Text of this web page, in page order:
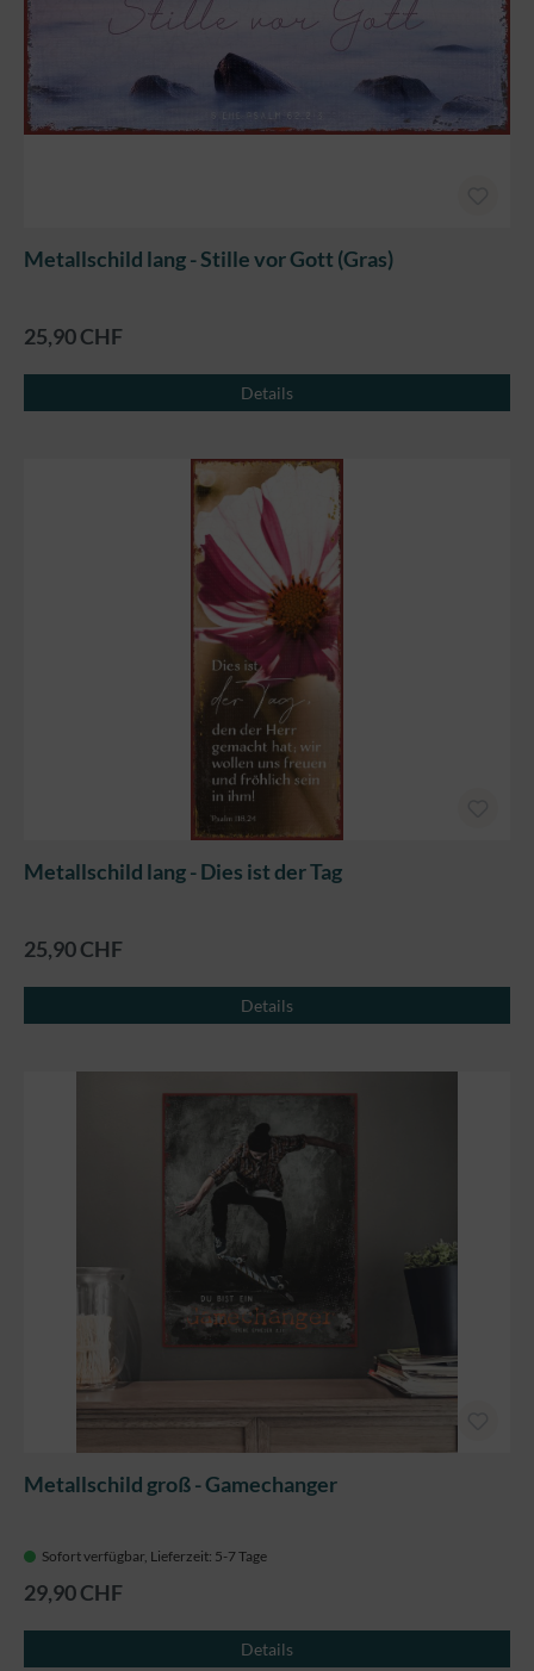
Metallschild lang - Stille vor Gott (Gras)
25,90 CHF
Details
Metallschild lang - Dies ist der Tag
25,90 CHF
Details
Metallschild groß - Gamechanger
Sofort verfügbar, Lieferzeit: 5-7 Tage
29,90 CHF
Details